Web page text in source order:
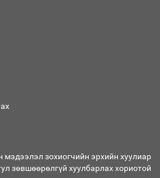
Аймгуудад баригдаж буй ДЦС-ын
мэдээлэл зохиогчийн эрхийн хуулиар
зөвшөөрөлгүй хуулбарлах хориотой